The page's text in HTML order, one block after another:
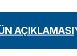
AÇIKLAMASI